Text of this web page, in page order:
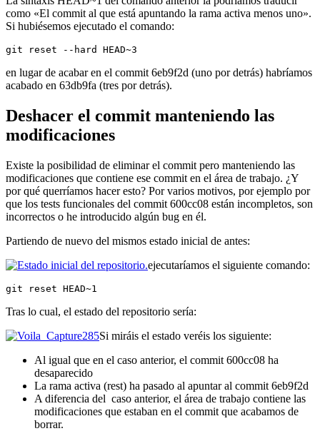
como «El commit al que está apuntando la rama activa menos uno».
Si hubiésemos ejecutado el comando:
git reset --hard HEAD~3
en lugar de acabar en el commit 6eb9f2d (uno por detrás) habríamos
acabado en 63db9fa (tres por detrás).
Deshacer el commit manteniendo las
modificaciones
Existe la posibilidad de eliminar el commit pero manteniendo las
modificaciones que contiene ese commit en el área de trabajo. ¿Y
por qué querríamos hacer esto? Por varios motivos, por ejemplo por
que los tests funcionales del commit 600cc08 están incompletos, son
incorrectos o he introducido algún bug en él.
Partiendo de nuevo del mismos estado inicial de antes:
ejecutaríamos el siguiente comando:
git reset HEAD~1
Tras lo cual, el estado del repositorio sería:
Si miráis el estado veréis los siguiente:
Al igual que en el caso anterior, el commit 600cc08 ha
desaparecido
La rama activa (rest) ha pasado al apuntar al commit 6eb9f2d
A diferencia del caso anterior, el área de trabajo contiene las
modificaciones que estaban en el commit que acabamos de
borrar.